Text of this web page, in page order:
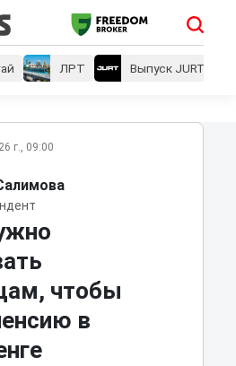
ЛРТ Выпуск JURT
г., 09:00
чтобы
в